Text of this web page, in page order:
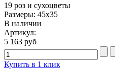
19 роз и сухоцветы
Размеры: 45х35
В наличии
Артикул:
5 163 руб
Купить в 1 клик